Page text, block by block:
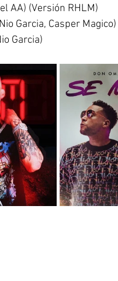
AA) (Versión RHLM)
Garcia, Casper Magico)
Garcia)